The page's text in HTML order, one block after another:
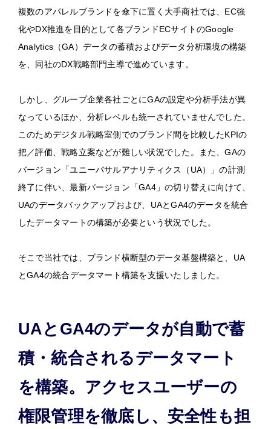
複数のアパレルブランドを傘下に置く大手商社では、EC強
化やDX推進を目的として各ブランドECサイトのGoogle
Analytics（GA）データの蓄積およびデータ分析環境の構築
を、同社のDX戦略部門主導で進めています。
しかし、グループ企業各社ごとにGAの設定や分析手法が異
なっているほか、分析レベルも統一されていませんでした。
このためデジタル戦略室側でのブランド間を比較したKPIの
把／評価、戦略立案などが難しい状況でした。また、GAの
バージョン「ユニーバサルアナリティクス（UA）」の計測
終了に伴い、最新バージョン「GA4」の切り替えに向けて、
UAのデータバックアップおよび、UAとGA4のデータを統合
したデータマートの構築が必要という状況でした。
そこで当社では、ブランド横断型のデータ基盤構築と、UA
とGA4の統合データマート構築を支援いたしました。
UAとGA4のデータが自動で蓄
積・統合されるデータマート
を構築。アクセスユーザーの
権限管理を徹底し、安全性も担